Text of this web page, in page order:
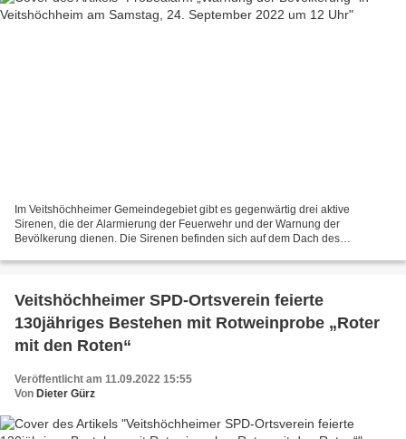
Im Veitshöchheimer Gemeindegebiet gibt es gegenwärtig drei aktive
Sirenen, die der Alarmierung der Feuerwehr und der Warnung der
Bevölkerung dienen. Die Sirenen befinden sich auf dem Dach des
Veitshöchheimer SPD-Ortsverein feierte
130jähriges Bestehen mit Rotweinprobe „Roter
mit den Roten“
Veröffentlicht am 11.09.2022 15:55
Von Dieter Gürz